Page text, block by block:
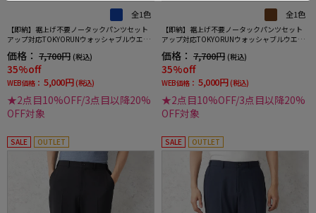
全1色
【即納】裾上げ不要ノータックパンツセット
アップ対応TOKYORUNウォッシャブルウエス
チ通年
価格： 7,700円 (税込)
35%off
WEB価格： 5,000円 (税込)
★2点目10%OFF/3点目以降20%
OFF対象
全1色
【即納】裾上げ不要ノータックパンツセット
アップ対応TOKYORUNウォッシャブルウエス
チ通年
価格： 7,700円 (税込)
35%off
WEB価格： 5,000円 (税込)
★2点目10%OFF/3点目以降20%
OFF対象
SALE OUTLET SALE OUTLET